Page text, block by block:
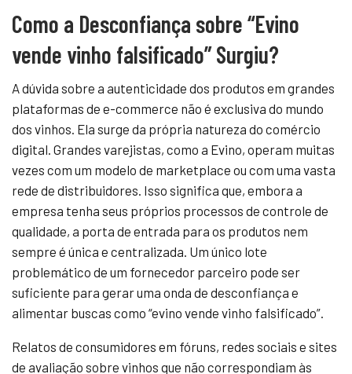
Como a Desconfiança sobre “Evino
vende vinho falsificado” Surgiu?
A dúvida sobre a autenticidade dos produtos em grandes
plataformas de e-commerce não é exclusiva do mundo
dos vinhos. Ela surge da própria natureza do comércio
digital. Grandes varejistas, como a Evino, operam muitas
vezes com um modelo de marketplace ou com uma vasta
rede de distribuidores. Isso significa que, embora a
empresa tenha seus próprios processos de controle de
qualidade, a porta de entrada para os produtos nem
sempre é única e centralizada. Um único lote
problemático de um fornecedor parceiro pode ser
suficiente para gerar uma onda de desconfiança e
alimentar buscas como “evino vende vinho falsificado”.
Relatos de consumidores em fóruns, redes sociais e sites
de avaliação sobre vinhos que não correspondiam às